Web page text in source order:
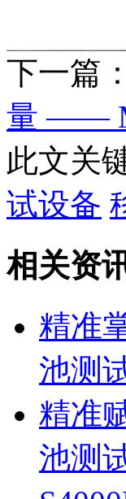
下一篇：
量 ——
此文关
试设备
相关资
精准
池测
精准
池测